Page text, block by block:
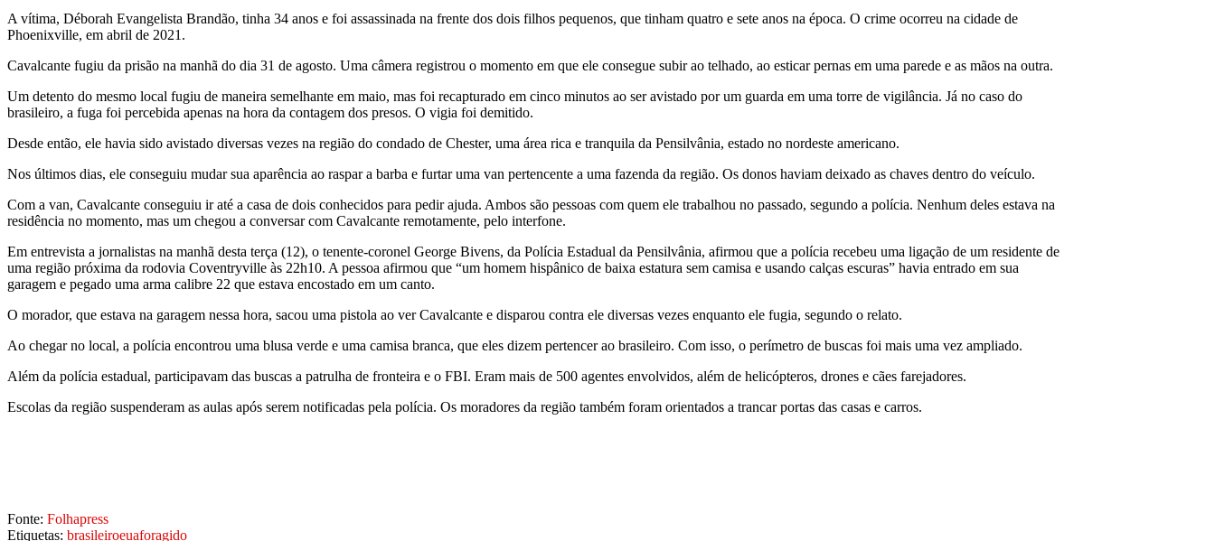
A vítima, Déborah Evangelista Brandão, tinha 34 anos e foi assassinada na frente dos dois filhos pequenos, que tinham quatro e sete anos na época. O crime ocorreu na cidade de
Phoenixville, em abril de 2021.
Cavalcante fugiu da prisão na manhã do dia 31 de agosto. Uma câmera registrou o momento em que ele consegue subir ao telhado, ao esticar pernas em uma parede e as mãos na outra.
Um detento do mesmo local fugiu de maneira semelhante em maio, mas foi recapturado em cinco minutos ao ser avistado por um guarda em uma torre de vigilância. Já no caso do
brasileiro, a fuga foi percebida apenas na hora da contagem dos presos. O vigia foi demitido.
Desde então, ele havia sido avistado diversas vezes na região do condado de Chester, uma área rica e tranquila da Pensilvânia, estado no nordeste americano.
Nos últimos dias, ele conseguiu mudar sua aparência ao raspar a barba e furtar uma van pertencente a uma fazenda da região. Os donos haviam deixado as chaves dentro do veículo.
Com a van, Cavalcante conseguiu ir até a casa de dois conhecidos para pedir ajuda. Ambos são pessoas com quem ele trabalhou no passado, segundo a polícia. Nenhum deles estava na
residência no momento, mas um chegou a conversar com Cavalcante remotamente, pelo interfone.
Em entrevista a jornalistas na manhã desta terça (12), o tenente-coronel George Bivens, da Polícia Estadual da Pensilvânia, afirmou que a polícia recebeu uma ligação de um residente de
uma região próxima da rodovia Coventryville às 22h10. A pessoa afirmou que “um homem hispânico de baixa estatura sem camisa e usando calças escuras” havia entrado em sua
garagem e pegado uma arma calibre 22 que estava encostado em um canto.
O morador, que estava na garagem nessa hora, sacou uma pistola ao ver Cavalcante e disparou contra ele diversas vezes enquanto ele fugia, segundo o relato.
Ao chegar no local, a polícia encontrou uma blusa verde e uma camisa branca, que eles dizem pertencer ao brasileiro. Com isso, o perímetro de buscas foi mais uma vez ampliado.
Além da polícia estadual, participavam das buscas a patrulha de fronteira e o FBI. Eram mais de 500 agentes envolvidos, além de helicópteros, drones e cães farejadores.
Escolas da região suspenderam as aulas após serem notificadas pela polícia. Os moradores da região também foram orientados a trancar portas das casas e carros.
Fonte: Folhapress
Etiquetas: brasileiroeuaforagido